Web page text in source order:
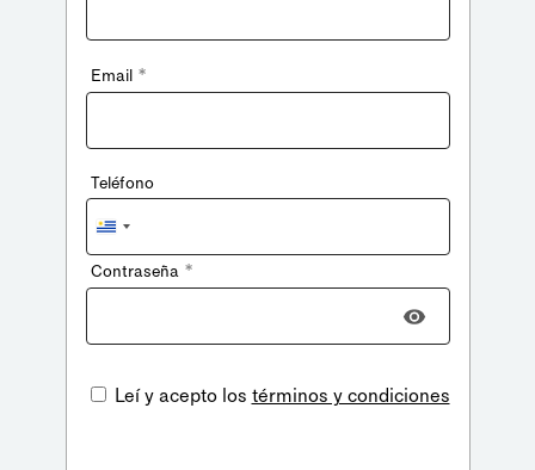
Email *
Teléfono
Uruguay
+598
Contraseña *
Leí y acepto los términos y condiciones